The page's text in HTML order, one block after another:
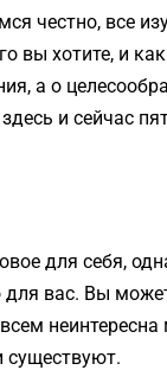
честно, все
вы хотите, и
а о
и сейчас
для себя,
для вас. Вы
существуют.